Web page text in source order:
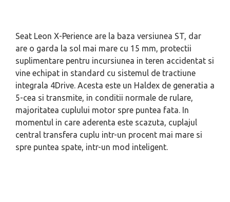
Seat Leon X-Perience are la baza versiunea ST, dar
are o garda la sol mai mare cu 15 mm, protectii
suplimentare pentru incursiunea in teren accidentat si
vine echipat in standard cu sistemul de tractiune
integrala 4Drive. Acesta este un Haldex de generatia a
5-cea si transmite, in conditii normale de rulare,
majoritatea cuplului motor spre puntea fata. In
momentul in care aderenta este scazuta, cuplajul
central transfera cuplu intr-un procent mai mare si
spre puntea spate, intr-un mod inteligent.